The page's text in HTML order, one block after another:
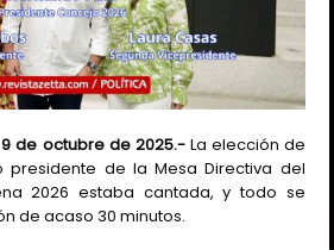
de octubre de 2025.-La elección de
presidente de la Mesa Directiva del
2026 estaba cantada, y todo se
de acaso 30 minutos.